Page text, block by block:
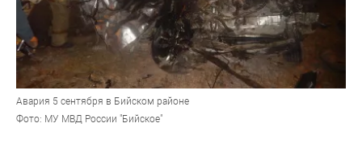
Авария 5 сентября в Бийском районе
Фото: МУ МВД России "Бийское"